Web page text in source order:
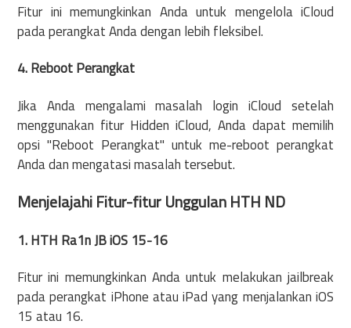
Fitur ini memungkinkan Anda untuk mengelola iCloud
pada perangkat Anda dengan lebih fleksibel.
4. Reboot Perangkat
Jika Anda mengalami masalah login iCloud setelah
menggunakan fitur Hidden iCloud, Anda dapat memilih
opsi "Reboot Perangkat" untuk me-reboot perangkat
Anda dan mengatasi masalah tersebut.
Menjelajahi Fitur-fitur Unggulan HTH ND
1. HTH Ra1n JB iOS 15-16
Fitur ini memungkinkan Anda untuk melakukan jailbreak
pada perangkat iPhone atau iPad yang menjalankan iOS
15 atau 16.